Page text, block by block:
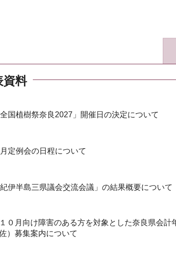
資料
全国植樹祭奈良2027」開催日の決定について
定例会の日程について
紀伊半島三県議会交流会議」の結果概要について
０月向け障害のある方を対象とした奈良県会計
）募集案内について